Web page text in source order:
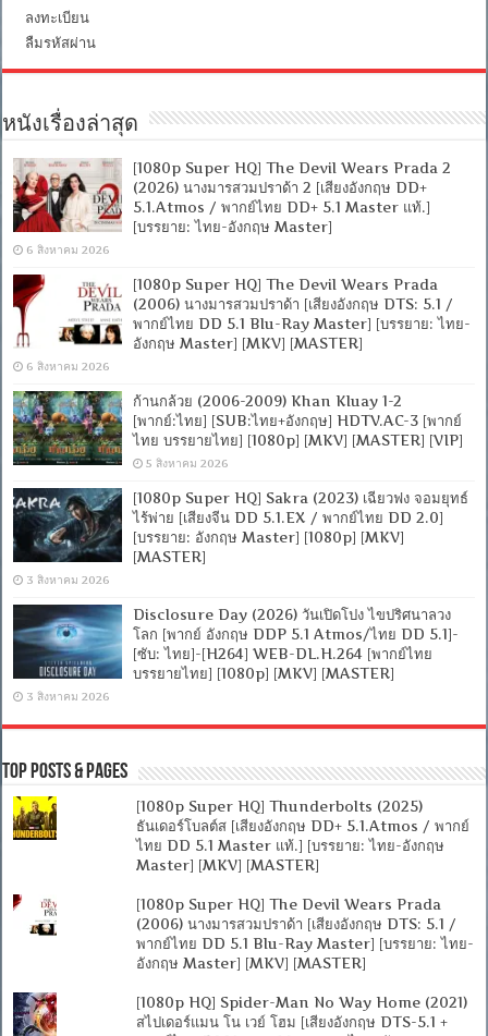
Master
[บรรยาย:
ไทย-
Master
+
ซับ
PGS
คม
ชัด]
[MKV]
ลงทะเบียน
ลืมรหัสผ่าน
หนังเรื่องล่าสุด
[1080p Super HQ] The Devil Wears Prada 2
(2026) นางมารสวมปราด้า 2 [เสียงอังกฤษ DD+
5.1.Atmos / พากย์ไทย DD+ 5.1 Master แท้.]
[บรรยาย: ไทย-อังกฤษ Master]
6 สิงหาคม 2026
[1080p Super HQ] The Devil Wears Prada
(2006) นางมารสวมปราด้า [เสียงอังกฤษ DTS: 5.1 /
พากย์ไทย DD 5.1 Blu-Ray Master] [บรรยาย: ไทย-
อังกฤษ Master] [MKV] [MASTER]
6 สิงหาคม 2026
ก้านกล้วย (2006-2009) Khan Kluay 1-2
[พากย์:ไทย] [SUB:ไทย+อังกฤษ] HDTV.AC-3 [พากย์
ไทย บรรยายไทย] [1080p] [MKV] [MASTER] [VIP]
5 สิงหาคม 2026
[1080p Super HQ] Sakra (2023) เฉียวฟง จอมยุทธ์
ไร้พ่าย [เสียงจีน DD 5.1.EX / พากย์ไทย DD 2.0]
[บรรยาย: อังกฤษ Master] [1080p] [MKV]
[MASTER]
3 สิงหาคม 2026
Disclosure Day (2026) วันเปิดโปง ไขปริศนาลวง
โลก [พากย์ อังกฤษ DDP 5.1 Atmos/ไทย DD 5.1]-
[ซับ: ไทย]-[H264] WEB-DL.H.264 [พากย์ไทย
บรรยายไทย] [1080p] [MKV] [MASTER]
3 สิงหาคม 2026
Top Posts & Pages
[1080p Super HQ] Thunderbolts (2025)
ธันเดอร์โบลต์ส [เสียงอังกฤษ DD+ 5.1.Atmos / พากย์
ไทย DD 5.1 Master แท้.] [บรรยาย: ไทย-อังกฤษ
Master] [MKV] [MASTER]
[1080p Super HQ] The Devil Wears Prada
(2006) นางมารสวมปราด้า [เสียงอังกฤษ DTS: 5.1 /
พากย์ไทย DD 5.1 Blu-Ray Master] [บรรยาย: ไทย-
อังกฤษ Master] [MKV] [MASTER]
[1080p HQ] Spider-Man No Way Home (2021)
สไปเดอร์แมน โน เวย์ โฮม [เสียงอังกฤษ DTS-5.1 +